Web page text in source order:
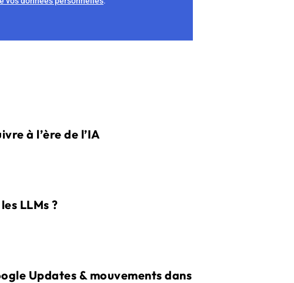
à l’ère de l’IA
LLMs ?
Updates & mouvements dans